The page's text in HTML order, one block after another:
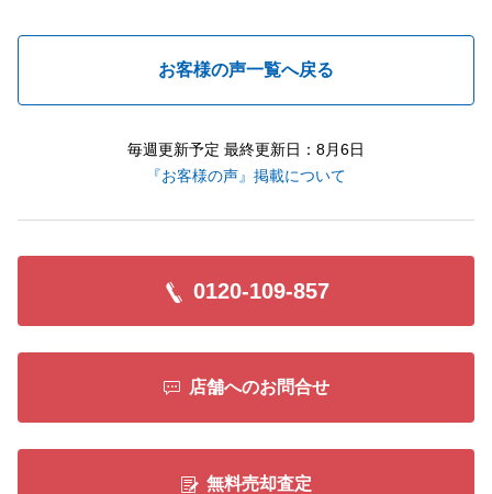
お客様の声一覧へ戻る
毎週更新予定 最終更新日：8月6日
『お客様の声』掲載について
0120-109-857
店舗へのお問合せ
無料売却査定